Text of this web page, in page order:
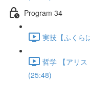
Program 34
実技【ふくら
哲学 【アリス
(25:48)